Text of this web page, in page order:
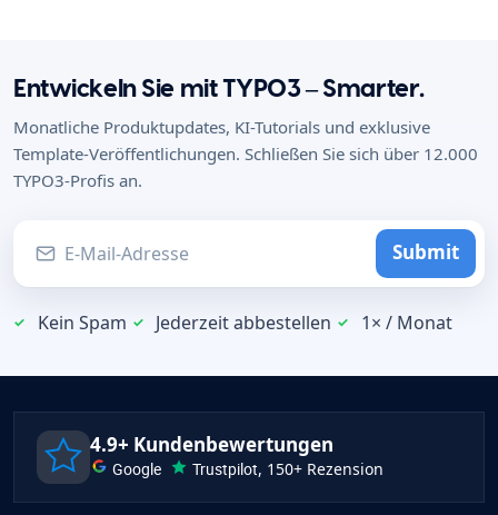
Entwickeln Sie mit TYPO3 – Smarter.
Monatliche Produktupdates, KI-Tutorials und exklusive
Template-Veröffentlichungen. Schließen Sie sich über 12.000
TYPO3-Profis an.
Submit
Kein Spam Jederzeit abbestellen 1× / Monat
4.9+ Kundenbewertungen
Google Trustpilot, 150+ Rezension